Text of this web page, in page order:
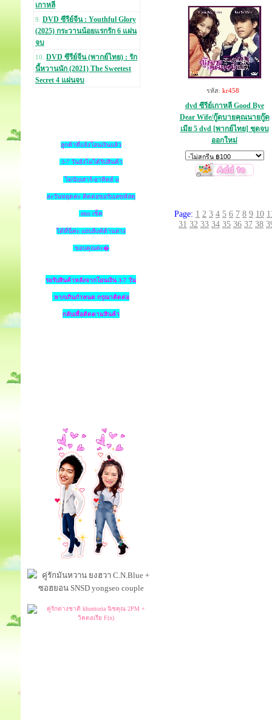
เกาหลี
9. DVD ซีรีย์จีน : Youthful Glory
(2025) กระวานน้อยแรกรัก 6 แผ่น
จบ
10. DVD ซีรีย์จีน (พากย์ไทย) : รัก
นี้หวานนัก (2021) The Sweetest
Secret 4 แผ่นจบ
ลูกค้าที่แจ้งโอนเงินแล้ว
3-7 วันยังไม่ได้รับสินค้า
ไม่นับเสาร์-อาทิตย์ แ
ละวันหยุดค่ะ ติดต่อขอรับเลขพัสดุ
ems เช็ค
ได้ที่นี่ค่ะ แถบลิงค์ด้านล่าง
ขอบคุณค่ะ�
รอรับสินค้าหลังจากโอนเงิน 3-7 วัน
หากเกินกำหนด กรุณาติดต่อ
กลับเพื่อติดตามสินค้า
รหัส: kr458
dvd ซีรีย์เกาหลี Good Bye
Dear Wife/กู๊ดบายคุณนายกู๊ด
เมีย 5 dvd [พากย์ไทย] ชุดจบ
ออกใหม่
Page: 1 2 3 4 5 6 7 8 9 10
31 32 33 34 35 36 37 38